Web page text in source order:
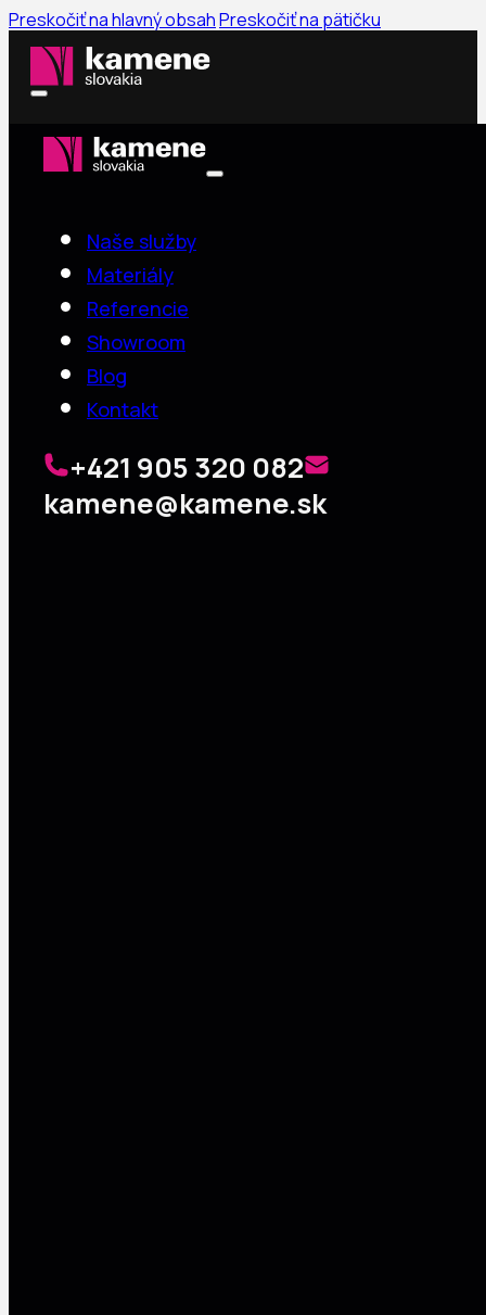
Preskočiť na hlavný obsahPreskočiť na pätičku
Naše služby
Materiály
Referencie
Showroom
Blog
Kontakt
+421 905 320 082
kamene@kamene.sk